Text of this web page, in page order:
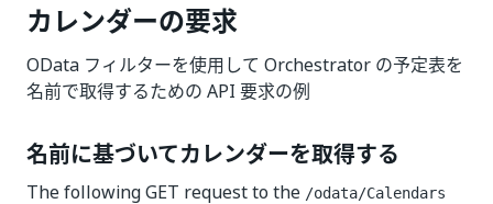
カレンダーの要求
OData フィルターを使用して Orchestrator の予定表を
名前で取得するための API 要求の例
名前に基づいてカレンダーを取得する
The following GET request to the /odata/Calendars